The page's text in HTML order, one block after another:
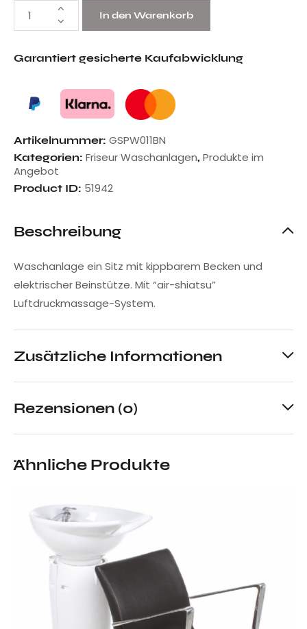
In den Warenkorb
Garantiert gesicherte Kaufabwicklung
Artikelnummer: GSPW011BN
Kategorien: Friseur Waschanlagen, Produkte im
Angebot
Product ID: 51942
Beschreibung
Waschanlage ein Sitz mit kippbarem Becken und
elektrischer Beinstütze. Mit “air-shiatsu”
Luftdruckmassage-System.
Zusätzliche Informationen
Rezensionen (0)
Ähnliche Produkte